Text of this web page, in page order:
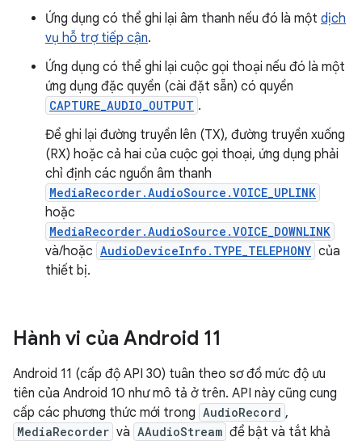
Ứng dụng có thể ghi lại âm thanh nếu đó là một dịch
vụ hỗ trợ tiếp cận.
Ứng dụng có thể ghi lại cuộc gọi thoại nếu đó là một
ứng dụng đặc quyền (cài đặt sẵn) có quyền
CAPTURE_AUDIO_OUTPUT .
Để ghi lại đường truyền lên (TX), đường truyền xuống
(RX) hoặc cả hai của cuộc gọi thoại, ứng dụng phải
chỉ định các nguồn âm thanh
MediaRecorder.AudioSource.VOICE_UPLINK
hoặc
MediaRecorder.AudioSource.VOICE_DOWNLINK
và/hoặc AudioDeviceInfo.TYPE_TELEPHONY của
thiết bị.
Hành vi của Android 11
Android 11 (cấp độ API 30) tuân theo sơ đồ mức độ ưu
tiên của Android 10 như mô tả ở trên. API này cũng cung
cấp các phương thức mới trong AudioRecord ,
MediaRecorder và AAudioStream để bật và tắt khả